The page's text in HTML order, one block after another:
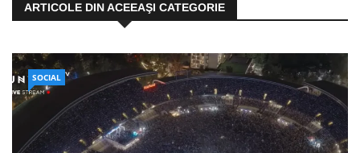
ARTICOLE DIN ACEEAŞI CATEGORIE
SOCIAL